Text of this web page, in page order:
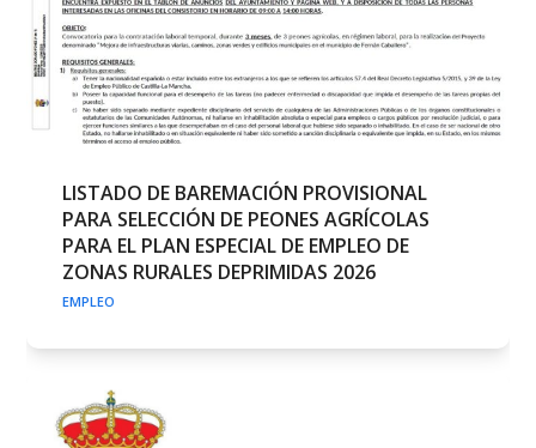
LISTADO DE BAREMACIÓN PROVISIONAL
PARA SELECCIÓN DE PEONES AGRÍCOLAS
PARA EL PLAN ESPECIAL DE EMPLEO DE
ZONAS RURALES DEPRIMIDAS 2026
EMPLEO